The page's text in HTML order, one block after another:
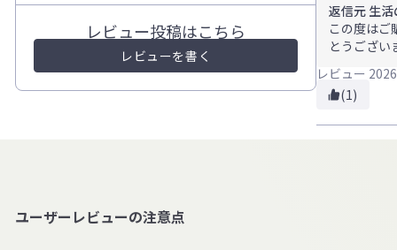
レビュー投稿はこちら
レビューを書く
返信元 生
この度はご
とうござい
けたとのこ
日々の暮ら
レビュー
(1)
ユーザーレビューの注意点